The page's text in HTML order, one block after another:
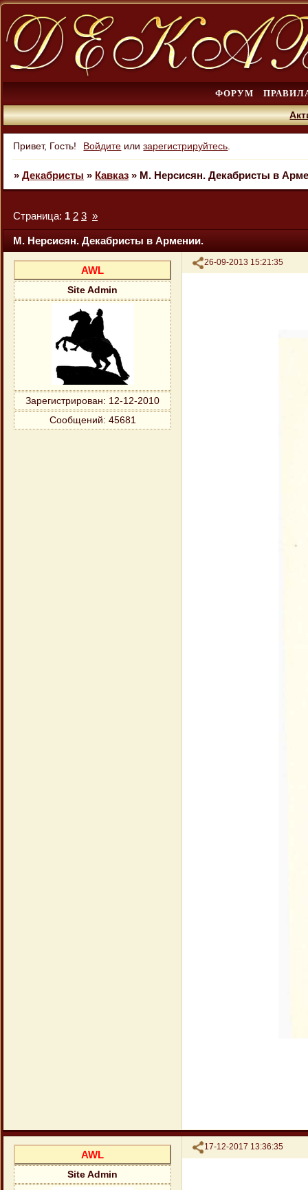
ФОРУМ
Привет, Гость! Войдите илизарегистрируйтесь
» Декабристы » Кавказ » М. Нерсисян. Декабристы в
М. Нерсисян. Декабристы в Армении.
Страница: 1 2 3 »
Поделиться
26-09-2013 15:21:35
AWL
Site Admin
Зарегистрирован: 12-12-2010
Сообщений: 45681
Поделиться
17-12-2017 13:36:35
AWL
Site Admin